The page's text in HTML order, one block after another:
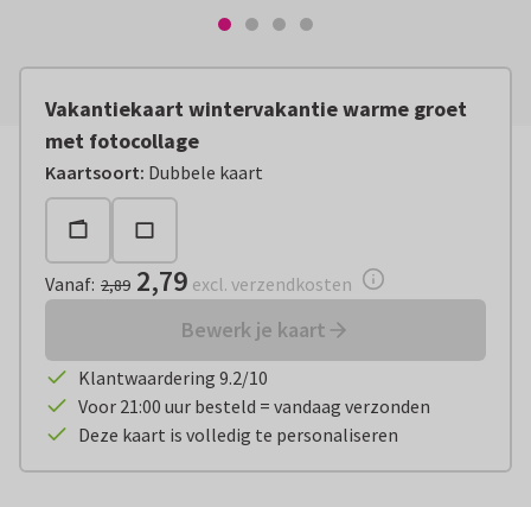
Vakantiekaart wintervakantie warme groet
met fotocollage
Kaartsoort: Dubbele kaart
Vanaf:€ 2,79 excl. verzendkosten
Vanaf: 2,89 2,79 excl. verzendkosten
Bewerk je kaart
Klantwaardering 9.2/10
Voor 21:00 uur besteld = vandaag verzonden
Deze kaart is volledig te personaliseren